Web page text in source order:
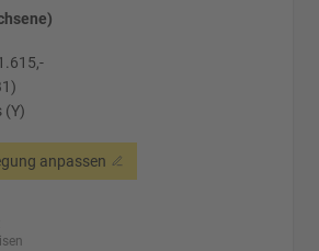
(Y)
anpassen